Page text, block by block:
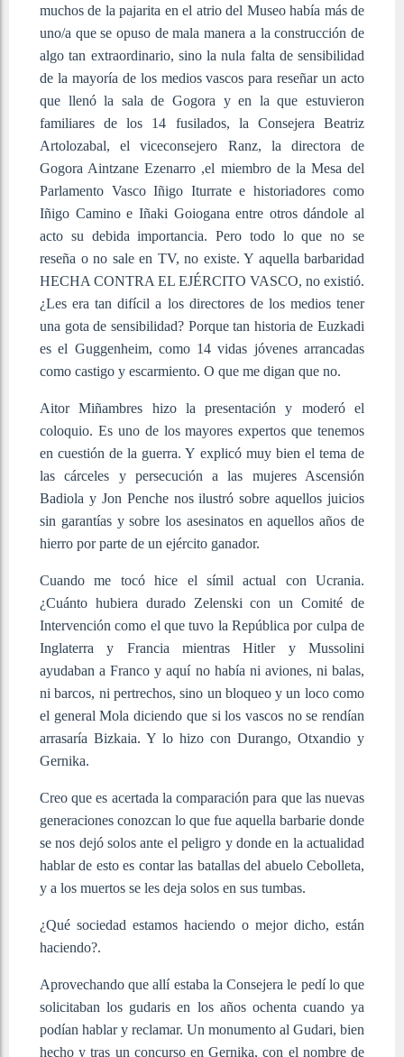
muchos de la pajarita en el atrio del Museo había más de
uno/a que se opuso de mala manera a la construcción de
algo tan extraordinario, sino la nula falta de sensibilidad
de la mayoría de los medios vascos para reseñar un acto
que llenó la sala de Gogora y en la que estuvieron
familiares de los 14 fusilados, la Consejera Beatriz
Artolozabal, el viceconsejero Ranz, la directora de
Gogora Aintzane Ezenarro ,el miembro de la Mesa del
Parlamento Vasco Iñigo Iturrate e historiadores como
Iñigo Camino e Iñaki Goiogana entre otros dándole al
acto su debida importancia. Pero todo lo que no se
reseña o no sale en TV, no existe. Y aquella barbaridad
HECHA CONTRA EL EJÉRCITO VASCO, no existió.
¿Les era tan difícil a los directores de los medios tener
una gota de sensibilidad? Porque tan historia de Euzkadi
es el Guggenheim, como 14 vidas jóvenes arrancadas
como castigo y escarmiento. O que me digan que no.
Aitor Miñambres hizo la presentación y moderó el
coloquio. Es uno de los mayores expertos que tenemos
en cuestión de la guerra. Y explicó muy bien el tema de
las cárceles y persecución a las mujeres Ascensión
Badiola y Jon Penche nos ilustró sobre aquellos juicios
sin garantías y sobre los asesinatos en aquellos años de
hierro por parte de un ejército ganador.
Cuando me tocó hice el símil actual con Ucrania.
¿Cuánto hubiera durado Zelenski con un Comité de
Intervención como el que tuvo la República por culpa de
Inglaterra y Francia mientras Hitler y Mussolini
ayudaban a Franco y aquí no había ni aviones, ni balas,
ni barcos, ni pertrechos, sino un bloqueo y un loco como
el general Mola diciendo que si los vascos no se rendían
arrasaría Bizkaia. Y lo hizo con Durango, Otxandio y
Gernika.
Creo que es acertada la comparación para que las nuevas
generaciones conozcan lo que fue aquella barbarie donde
se nos dejó solos ante el peligro y donde en la actualidad
hablar de esto es contar las batallas del abuelo Cebolleta,
y a los muertos se les deja solos en sus tumbas.
¿Qué sociedad estamos haciendo o mejor dicho, están
haciendo?.
Aprovechando que allí estaba la Consejera le pedí lo que
solicitaban los gudaris en los años ochenta cuando ya
podían hablar y reclamar. Un monumento al Gudari, bien
hecho y tras un concurso en Gernika, con el nombre de